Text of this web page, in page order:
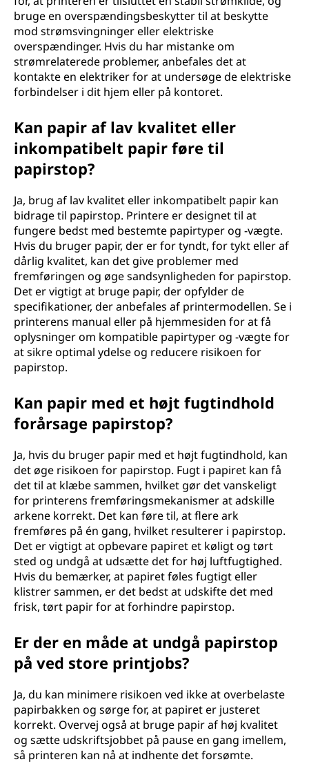
bruge en overspændingsbeskytter til at beskytte
mod strømsvingninger eller elektriske
overspændinger. Hvis du har mistanke om
strømrelaterede problemer, anbefales det at
kontakte en elektriker for at undersøge de elektriske
forbindelser i dit hjem eller på kontoret.
Kan papir af lav kvalitet eller
inkompatibelt papir føre til
papirstop?
Ja, brug af lav kvalitet eller inkompatibelt papir kan
bidrage til papirstop. Printere er designet til at
fungere bedst med bestemte papirtyper og -vægte.
Hvis du bruger papir, der er for tyndt, for tykt eller af
dårlig kvalitet, kan det give problemer med
fremføringen og øge sandsynligheden for papirstop.
Det er vigtigt at bruge papir, der opfylder de
specifikationer, der anbefales af printermodellen. Se i
printerens manual eller på hjemmesiden for at få
oplysninger om kompatible papirtyper og -vægte for
at sikre optimal ydelse og reducere risikoen for
papirstop.
Kan papir med et højt fugtindhold
forårsage papirstop?
Ja, hvis du bruger papir med et højt fugtindhold, kan
det øge risikoen for papirstop. Fugt i papiret kan få
det til at klæbe sammen, hvilket gør det vanskeligt
for printerens fremføringsmekanismer at adskille
arkene korrekt. Det kan føre til, at flere ark
fremføres på én gang, hvilket resulterer i papirstop.
Det er vigtigt at opbevare papiret et køligt og tørt
sted og undgå at udsætte det for høj luftfugtighed.
Hvis du bemærker, at papiret føles fugtigt eller
klistrer sammen, er det bedst at udskifte det med
frisk, tørt papir for at forhindre papirstop.
Er der en måde at undgå papirstop
på ved store printjobs?
Ja, du kan minimere risikoen ved ikke at overbelaste
papirbakken og sørge for, at papiret er justeret
korrekt. Overvej også at bruge papir af høj kvalitet
og sætte udskriftsjobbet på pause en gang imellem,
så printeren kan nå at indhente det forsømte.